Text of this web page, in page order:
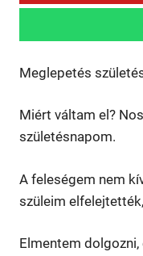
Meglepetés
Miért váltam el?
születésnapom.
A feleségem nem
szüleim
Elmentem